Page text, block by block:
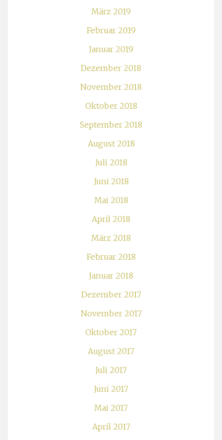
März 2019
Februar 2019
Januar 2019
Dezember 2018
November 2018
Oktober 2018
September 2018
August 2018
Juli 2018
Juni 2018
Mai 2018
April 2018
März 2018
Februar 2018
Januar 2018
Dezember 2017
November 2017
Oktober 2017
August 2017
Juli 2017
Juni 2017
Mai 2017
April 2017